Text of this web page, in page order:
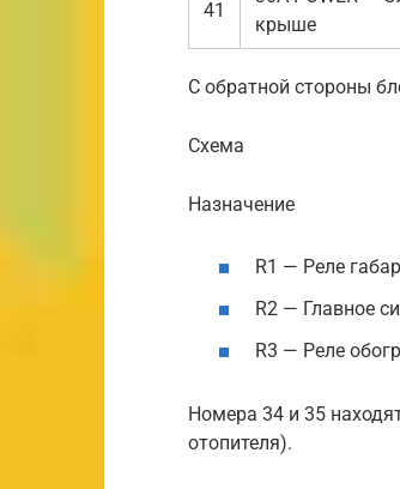
41
крыше
С обратной стороны
Схема
Назначение
R1 — Реле
R2 — Главное
R3 — Реле
Номера 34 и 35
отопителя).